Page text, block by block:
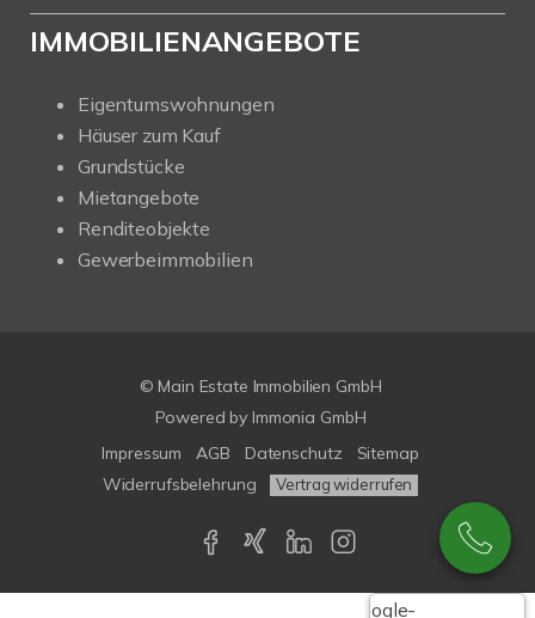
IMMOBILIENANGEBOTE
Eigentumswohnungen
Häuser zum Kauf
Grundstücke
Mietangebote
Renditeobjekte
Gewerbeimmobilien
© Main Estate Immobilien GmbH
Powered by Immonia GmbH
Impressum
AGB Datenschutz
Sitemap
Widerrufsbelehrung
Vertrag widerrufen
Google-